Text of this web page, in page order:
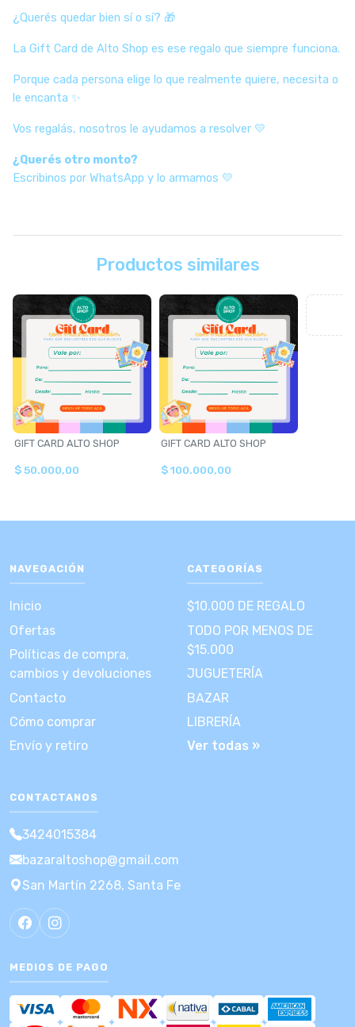
¿Querés quedar bien sí o sí? 🎁
La Gift Card de Alto Shop es ese regalo que siempre funciona.
Porque cada persona elige lo que realmente quiere, necesita o
le encanta ✨
Vos regalás, nosotros le ayudamos a resolver 💛
¿Querés otro monto?
Escribinos por WhatsApp y lo armamos 💛
Productos similares
GIFT CARD ALTO SHOP
$ 50.000,00
GIFT CARD ALTO SHOP
$ 100.000,00
NAVEGACIÓN
Inicio
Ofertas
Políticas de compra,
cambios y devoluciones
Contacto
Cómo comprar
Envío y retiro
CATEGORÍAS
$10.000 DE REGALO
TODO POR MENOS DE
$15.000
JUGUETERÍA
BAZAR
LIBRERÍA
Ver todas »
CONTACTANOS
3424015384
bazaraltoshop@gmail.com
San Martín 2268, Santa Fe
MEDIOS DE PAGO